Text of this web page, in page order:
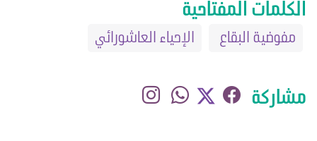
الكلمات المفتاحية
مفوضية البقاع الإحياء العاشورائي
مشاركة